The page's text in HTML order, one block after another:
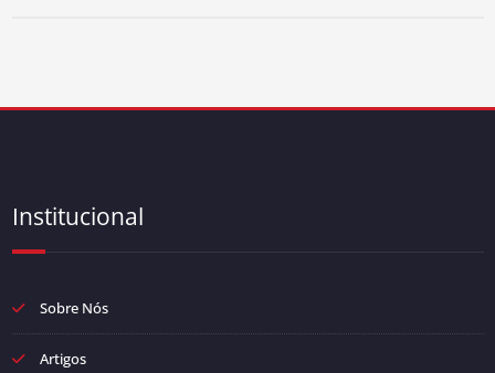
Institucional
Sobre Nós
Artigos